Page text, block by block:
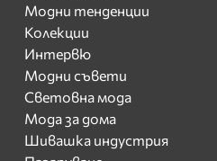
Модни тенденции
Колекции
Интервю
Модни съвети
Световна мода
Мода за дома
Шивашка индустрия